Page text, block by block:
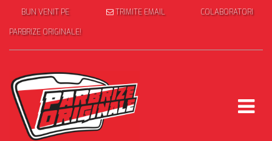
BUN VENIT PE
PARBRIZE ORIGINALE!
TRIMITE EMAIL COLABORATORI